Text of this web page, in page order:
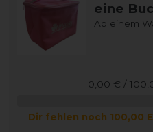
eine
Ab einem
0,00 € /
Dir fehlen noch 100,00